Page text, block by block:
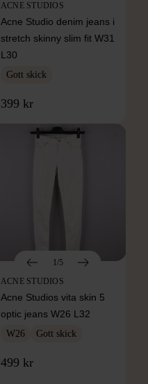
ACNE STUDIOS
Acne Studio denim jeans i
stretch skinny slim fit W31
L30
Gott skick
399 kr
1/5
ACNE STUDIOS
Acne Studios vita skin 5
optic jeans W26 L32
W26 Gott skick
499 kr